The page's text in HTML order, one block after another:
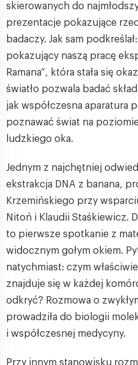
skierowanych do
prezentacje pokazujące
badaczy. Jak sam
pokazujący naszą pracę
Ramana”, która stała się
światło pozwala badać
jak współczesna aparatura
poznawać świat na
ludzkiego oka.
Jednym z najchętniej
ekstrakcja DNA z banana,
Krzemińskiego przy
Nitoń i Klaudii Staśkiewicz.
to pierwsze spotkanie z
widocznym gołym okiem.
natychmiast: czym
znajduje się w każdej
odkryć? Rozmowa o
prowadziła do biologii
i współczesnej medycyny.
Przy innym stanowisku